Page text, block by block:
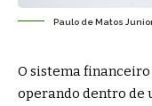
Paulo de Matos
O sistema
operando dentro de